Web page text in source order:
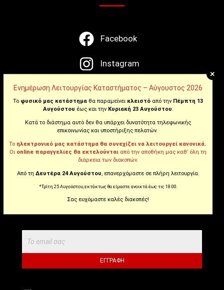
Facebook
Instagram
Youtube
Tiktok
NEWSLETTER!
πρώτοι τις προσφορές και τα νέα μας προϊόντα!
ΕΓΓΡΑΦΉ
+
Ενημέρωση Λειτουργίας Καταστήματος – Αύγουστος 2026
Το φυσικό μας κατάστημα θα παραμείνει κλειστό από την Πέμπτη 13
Αυγούστου έως και τηνΚυριακή 23 Αυγούστου.
Κατά το διάστημα αυτό δεν θα υπάρχει δυνατότητα τηλεφωνικής
επικοινωνίας και υποστήριξης πελατών.
Το ηλεκτρονικό μας κατάστημα θα συνεχίζει να λειτουργεί κανονικά.
Οι online παραγγελίες θα εκτελούνται από την αποθήκη μας καθ’ όλη τη
διάρκεια των διακοπών.
Από τη Δευτέρα 24 Αυγούστου, επανερχόμαστε σε πλήρη λειτουργία.
*Τρίτη 25 Αυγούστου, εκτάκτως θα είμαστε ανοικτά έως τις 18:00.
Σας ευχόμαστε καλές διακοπές!